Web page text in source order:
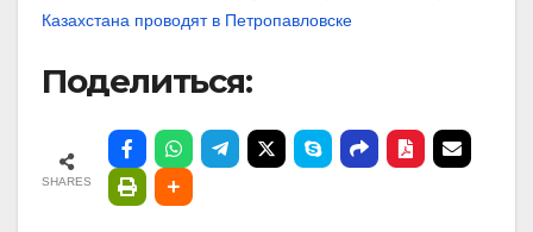
Казахстана проводят в Петропавловске
Поделиться:
SHARES